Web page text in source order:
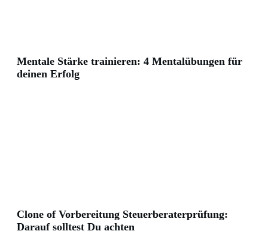
Mentale Stärke trainieren: 4 Mentalübungen für
deinen Erfolg
Clone of Vorbereitung Steuerberaterprüfung:
Darauf solltest Du achten